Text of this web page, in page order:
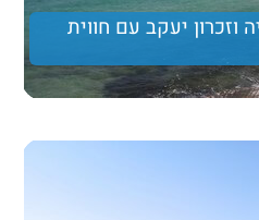
וזכרון יעקב עם חווית